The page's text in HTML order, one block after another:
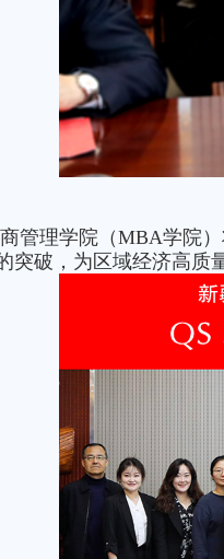
管理学院（MBA学院
突破，为区域经济高质